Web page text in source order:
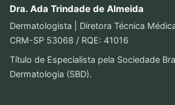
Dra. Ada Trindade de Almeida
Dermatologista | Diretora Técnica
CRM-SP 53068 / RQE: 41016
Título de Especialista pela Sociedade
Dermatologia (SBD).